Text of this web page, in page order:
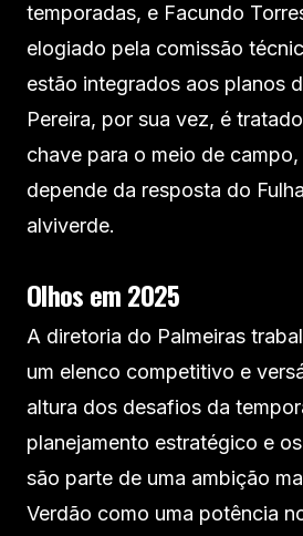
temporadas, e Facundo
elogiado pela comissão
estão integrados aos planos
Pereira, por sua vez, é
chave para o meio de
depende da resposta do
alviverde.
Olhos em 2025
A diretoria do Palmeiras
um elenco competitivo e
altura dos desafios da
planejamento estratégico e
são parte de uma ambição
Verdão como uma potência